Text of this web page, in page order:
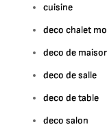
cuisine
deco chalet
deco de
deco de salle
deco de table
deco salon